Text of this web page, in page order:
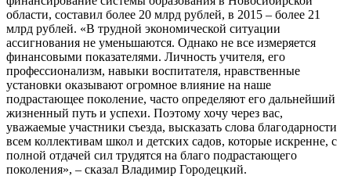
области, составил более 20 млрд рублей, в 2015 – более 21
млрд рублей. «В трудной экономической ситуации
ассигнования не уменьшаются. Однако не все измеряется
финансовыми показателями. Личность учителя, его
профессионализм, навыки воспитателя, нравственные
установки оказывают огромное влияние на наше
подрастающее поколение, часто определяют его дальнейший
жизненный путь и успехи. Поэтому хочу через вас,
уважаемые участники съезда, высказать слова благодарности
всем коллективам школ и детских садов, которые искренне, с
полной отдачей сил трудятся на благо подрастающего
поколения», – сказал Владимир Городецкий.